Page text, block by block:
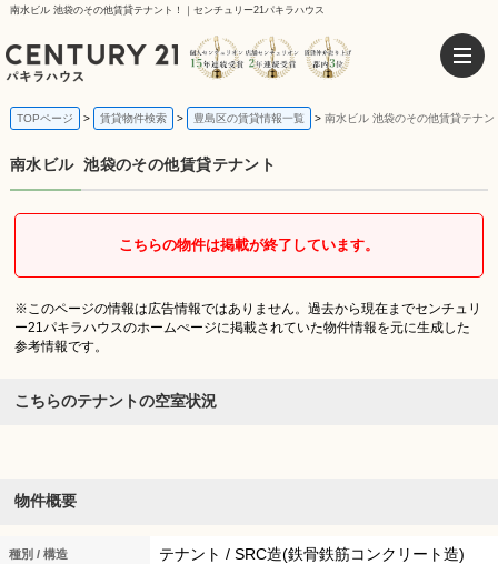
南水ビル 池袋のその他賃貸テナント！｜センチュリー21パキラハウス
TOPページ 賃貸物件検索 豊島区の賃貸情報一覧 南水ビル 池袋のその他賃貸テナン
南水ビル 池袋のその他賃貸テナント
こちらの物件は掲載が終了しています。
※このページの情報は広告情報ではありません。過去から現在までセンチュリ
ー21パキラハウスのホームぺージに掲載されていた物件情報を元に生成した
参考情報です。
こちらのテナントの空室状況
物件概要
種別 / 構造 テナント / SRC造(鉄骨鉄筋コンクリート造)